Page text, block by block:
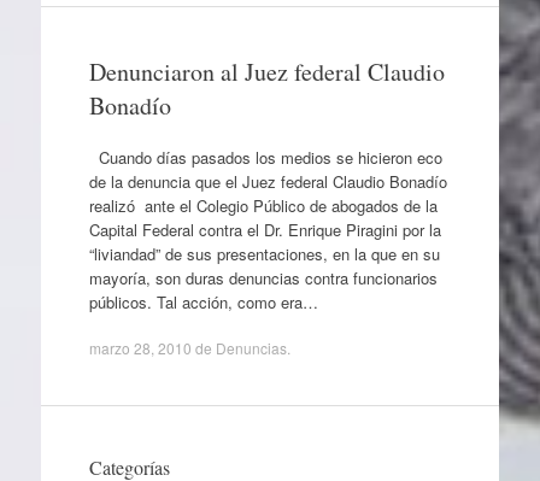
Denunciaron al Juez federal Claudio
Bonadío
Cuando días pasados los medios se hicieron eco
de la denuncia que el Juez federal Claudio Bonadío
realizó ante el Colegio Público de abogados de la
Capital Federal contra el Dr. Enrique Piragini por la
“liviandad” de sus presentaciones, en la que en su
mayoría, son duras denuncias contra funcionarios
públicos. Tal acción, como era…
marzo 28, 2010 de Denuncias.
Categorías